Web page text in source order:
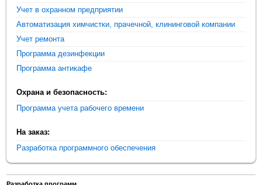
Учет в охранном предприятии
Автоматизация химчистки, прачечной, клининговой компании
Учет ремонта
Программа дезинфекции
Программа антикафе
Охрана и безопасность:
Программа учета рабочего времени
На заказ:
Разработка программного обеспечения